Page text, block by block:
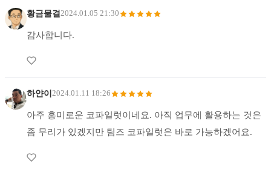
황금물결2024.01.05 21:30
감사합니다.
하얀이 2024.01.11 18:26
아주 흥미로운 코파일럿이네요. 아직 업무에 활용하는 것은
좀 무리가 있겠지만 팀즈 코파일럿은 바로 가능하겠어요.